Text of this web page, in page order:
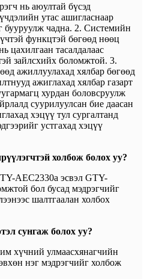
нь аюултай бүсэд
утас ашигласнаар
бууруулж чадна. 2. Системийн
функцтэй бөгөөд нөөц
цахилгаан тасалдалаас
зайлсхийх боломжтой. 3.
ажиллуулахад хялбар бөгөөд
ажиглахад хялбар газарт
хурдан боловсруулж
суурилуулсан бие даасан
хэцүү тул сургалтанд
устгахад хэцүү
холбож болох уу?
AEC2330a эсвэл GTY-
бол бусад мэдрэгчийг
шалтгаалан холбох
сунгаж болох уу?
хүчний улмаасхянагчийн
нэг мэдрэгчийг холбож